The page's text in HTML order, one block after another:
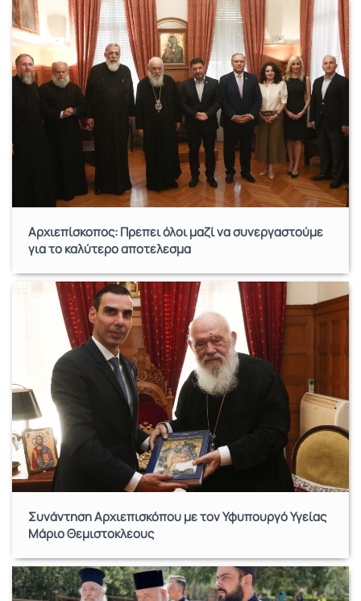
Αρχιεπίσκοπος: Πρέπει όλοι μαζί να συνεργαστούμε
για το καλύτερο αποτέλεσμα
Συνάντηση Αρχιεπισκόπου με τον Υφυπουργό Υγείας
Μάριο Θεμιστοκλέους